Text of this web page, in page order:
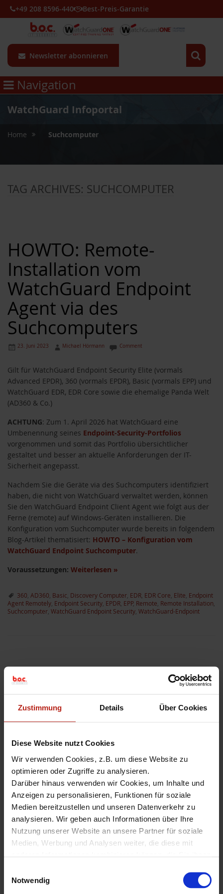
Zustimmung Details Über Cookies
Diese Website nutzt Cookies
Wir verwenden Cookies, z.B. um diese Website zu
optimieren oder Zugriffe zu analysieren.
Darüber hinaus verwenden wir Cookies, um Inhalte und
Anzeigen zu personalisieren, Funktionen für soziale
Medien bereitzustellen und unseren Datenverkehr zu
analysieren. Wir geben auch Informationen über Ihre
Nutzung unserer Website an unsere Partner für soziale
Medien, Werbung und Analysen weiter, die diese mit
Nutzung ihrer Dienste gesammelt haben.
Notwendig
Newsletter abonnieren
+49 208 8596-440 Best-Preis-Garantie
Navigation
WatchGuard Infoportal
Home Suchcomputer
TAG ARCHIVES: SUCHCOMPUTER
HOWTO: Remote-
Installation vom
WatchGuard Endpoint
Agent via des
Suchcomputers
23. Juni 2023 Michael Hörmann Comment
Gilt für WatchGuard Endpoint Security Elite (vormals
Advanced EPDR), 360 (vormals EPDR), Basic (vormals EPP) und
WatchGuard EDR, EDR Core sowie die ehemalige Panda Welt
(AD360 & Co.)
ACHTUNG: Zum 1. April 2026 hat WatchGuard eine
Umbenennung seines Endpoint-Security-Portfolios
vorgenommen und somit das Portfolio übersichtlicher
gestaltet und besser an aktuelle Anforderungen der IT-
Sicherheit angepasst.
Nachdem Sie die Geräte via des Suchcomputers identifiziert
haben, die nicht von WatchGuard verwaltet werden, können
Sie den WatchGuard Endpoint Client Agent wie folgt aus der
Ferne (remote) auf Windows-Geräten installieren. Die
Konfiguration vom Suchcomputer wurde bereits in folgendem
Blog-Artikel thematisiert: HOWTO – Konfiguration vom
WatchGuard Endpoint Suchcomputer.
Voraussetzungen: Weiterlesen »
360 AD360 Basic Discovery Computer EDR EDR Core Elite Endpoint
Agent Remotely Endpoint Security EPDR EPP, Remote Remote Installation
Suchcomputer WatchGuard Endpoint Security WatchGuard-Endpoint
HOWTO: Konfiguration
vom WatchGuard
Endpoint Suchcomputer
22. Juni 2023 Michael Hörmann
Gilt für WatchGuard Endpoint Security Elite (vormals
Advanced EPDR), 360 (vormals EPDR), Basic (vormals EPP) und
WatchGuard EDR, EDR Core sowie die ehemalige Panda Welt
(AD360 & Co.).
ACHTUNG: Zum 1. April 2026 hat WatchGuard eine
Umbenennung seines Endpoint-Security-Portfolios
vorgenommen und somit das Portfolio übersichtlicher
gestaltet und besser an aktuelle Anforderungen der IT-
Aufgabe vom Suchcomputer: